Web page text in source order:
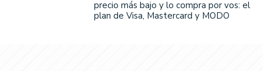
precio más bajo y lo compra por vos: el
plan de Visa, Mastercard y MODO